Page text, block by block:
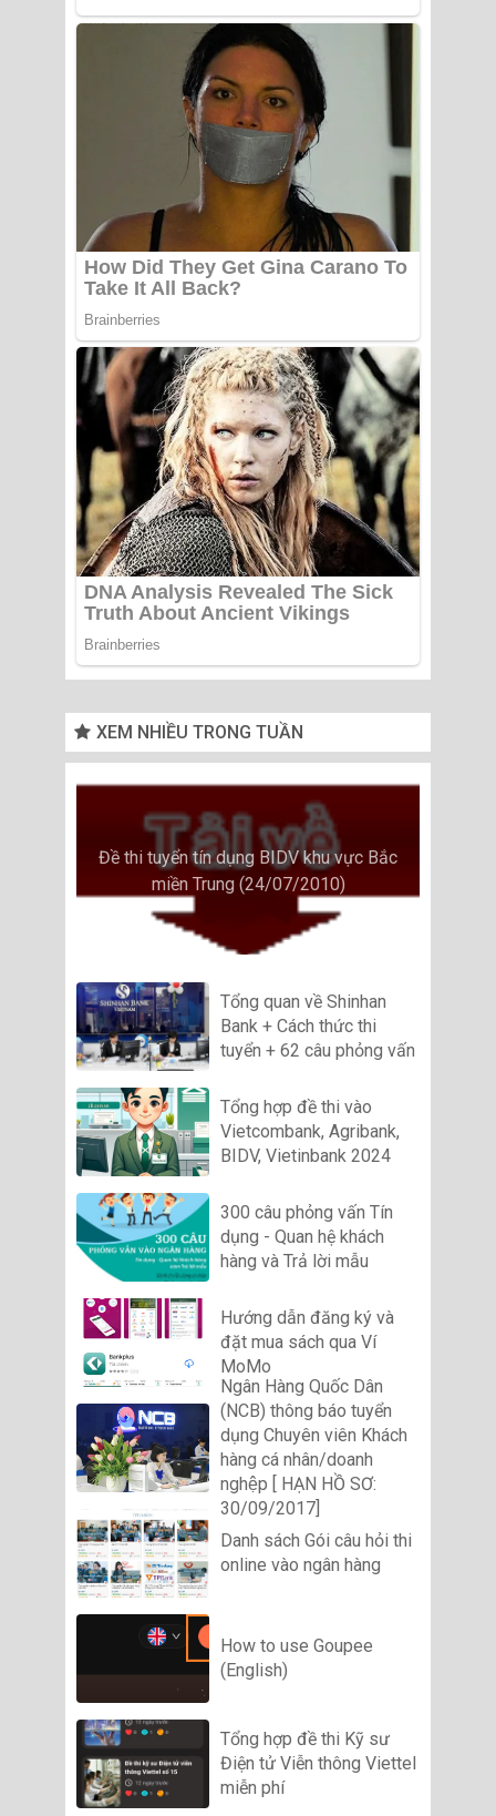
XEM NHIỀU TRONG TUẦN
Đề thi tuyển tín dụng BIDV khu vực Bắc
miền Trung (24/07/2010)
Tổng quan về Shinhan
Bank + Cách thức thi
tuyển + 62 câu phỏng vấn
Tổng hợp đề thi vào
Vietcombank, Agribank,
BIDV, Vietinbank 2024
300 câu phỏng vấn Tín
dụng - Quan hệ khách
hàng và Trả lời mẫu
Hướng dẫn đăng ký và
đặt mua sách qua Ví
MoMo
Ngân Hàng Quốc Dân
(NCB) thông báo tuyển
dụng Chuyên viên Khách
hàng cá nhân/doanh
nghệp [ HẠN HỒ SƠ:
30/09/2017]
Danh sách Gói câu hỏi thi
online vào ngân hàng
How to use Goupee
(English)
Tổng hợp đề thi Kỹ sư
Điện tử Viễn thông Viettel
miễn phí